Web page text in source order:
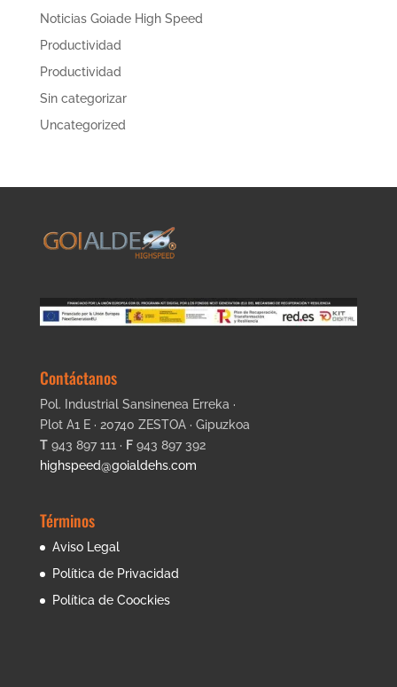
Noticias Goiade High Speed
Productividad
Productividad
Sin categorizar
Uncategorized
Contáctanos
Pol. Industrial Sansinenea Erreka ·
Plot A1 E · 20740 ZESTOA · Gipuzkoa
T943 897 111 · F943 897 392
highspeed@goialdehs.com
Términos
Aviso Legal
Política de Privacidad
Política de Coockies